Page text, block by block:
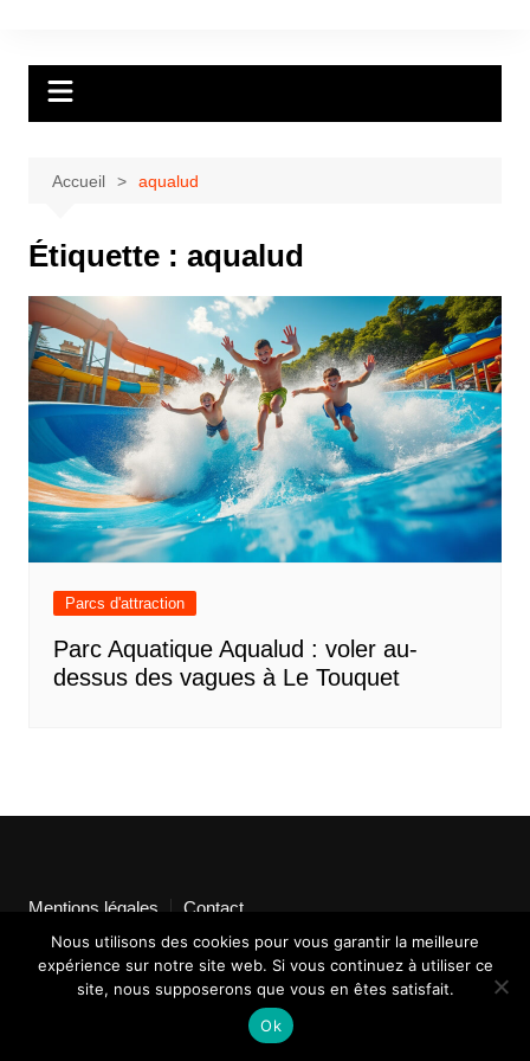
Accueil aqualud
Étiquette : aqualud
Parcs d'attraction
Parc Aquatique Aqualud : voler au-
dessus des vagues à Le Touquet
Mentions légales Contact
Nous utilisons des cookies pour vous garantir la meilleure
expérience sur notre site web. Si vous continuez à utiliser ce
site, nous supposerons que vous en êtes satisfait.
Ok